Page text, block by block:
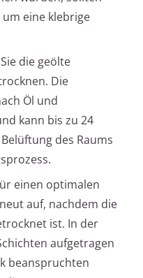
eine klebrige
die geölte
Die
Öl und
kann bis zu 24
des Raums
einen optimalen
auf, nachdem die
ist. In der
aufgetragen
beanspruchten